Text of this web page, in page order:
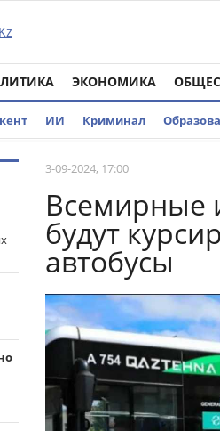
Kz
ЭКОНОМИКА
ИИ Криминал
3-09-2024, 17:00
Всемирные
будут
автобусы